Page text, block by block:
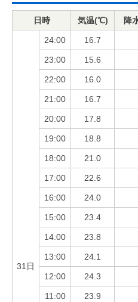
日時 気温(℃) 降
31日
24:00 16.7
23:00 15.6
22:00 16.0
21:00 16.7
20:00 17.8
19:00 18.8
18:00 21.0
17:00 22.6
16:00 24.0
15:00 23.4
14:00 23.8
13:00 24.1
12:00 24.3
11:00 23.9